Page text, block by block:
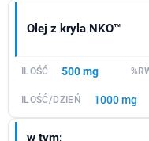
Olej z kryla NKO™
500 mg
1000 mg